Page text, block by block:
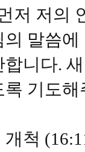
저 저의
의 말씀
합니다.
록 기도
개척